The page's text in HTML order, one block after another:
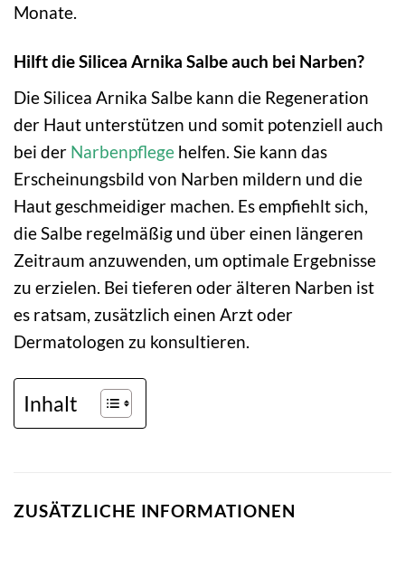
Monate.
Hilft die Silicea Arnika Salbe auch bei Narben?
Die Silicea Arnika Salbe kann die Regeneration
der Haut unterstützen und somit potenziell auch
bei der Narbenpflege helfen. Sie kann das
Erscheinungsbild von Narben mildern und die
Haut geschmeidiger machen. Es empfiehlt sich,
die Salbe regelmäßig und über einen längeren
Zeitraum anzuwenden, um optimale Ergebnisse
zu erzielen. Bei tieferen oder älteren Narben ist
es ratsam, zusätzlich einen Arzt oder
Dermatologen zu konsultieren.
Inhalt
ZUSÄTZLICHE INFORMATIONEN